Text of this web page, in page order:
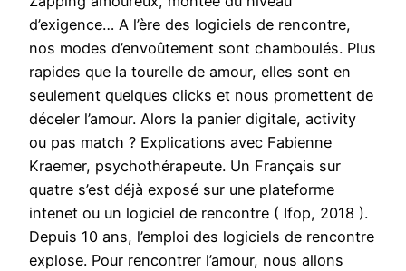
d’exigence… A l’ère des logiciels de rencontre,
nos modes d’envoûtement sont chamboulés. Plus
rapides que la tourelle de amour, elles sont en
seulement quelques clicks et nous promettent de
déceler l’amour. Alors la panier digitale, activity
ou pas match ? Explications avec Fabienne
Kraemer, psychothérapeute. Un Français sur
quatre s’est déjà exposé sur une plateforme
intenet ou un logiciel de rencontre ( Ifop, 2018 ).
Depuis 10 ans, l’emploi des logiciels de rencontre
explose. Pour rencontrer l’amour, nous allons